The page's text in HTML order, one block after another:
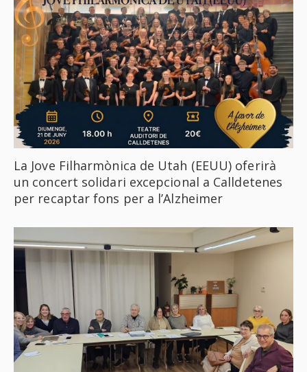
La Jove Filharmònica de Utah (EEUU) oferirà
un concert solidari excepcional a Calldetenes
per recaptar fons per a l’Alzheimer